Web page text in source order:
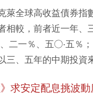
萊全球高收益債券指
相較，前者近一年、
、二一％、五○‧五％
三、五年的中期投資
求安定配息挑波動